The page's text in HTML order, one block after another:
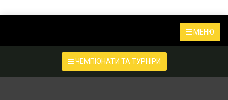
МЕНЮ
ЧЕМПІОНАТИ ТА ТУРНІРИ